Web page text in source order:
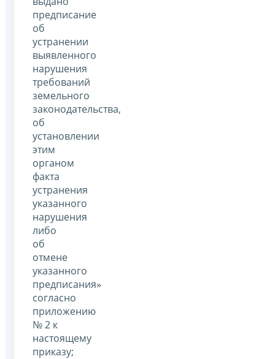
предписание
об
устранении
выявленного
нарушения
требований
земельного
законодательства,
об
установлении
этим
органом
факта
устранения
указанного
нарушения
либо
об
отмене
указанного
предписания»
согласно
приложению
№ 2 к
настоящему
приказу;